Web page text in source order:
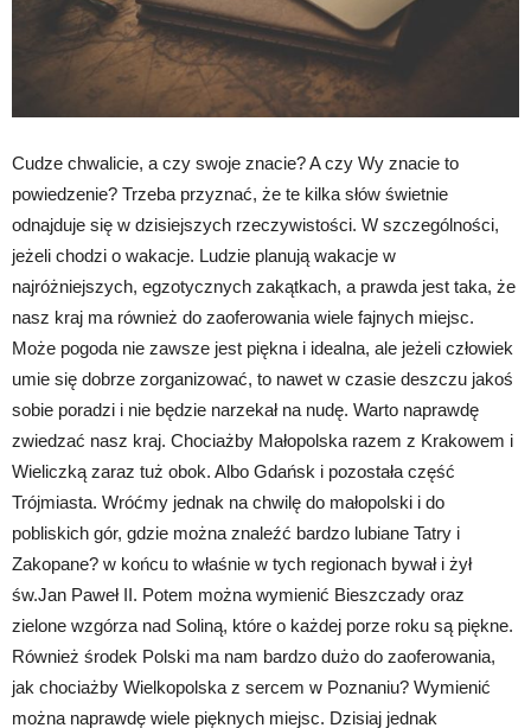
Cudze chwalicie, a czy swoje znacie? A czy Wy znacie to
powiedzenie? Trzeba przyznać, że te kilka słów świetnie
odnajduje się w dzisiejszych rzeczywistości. W szczególności,
jeżeli chodzi o wakacje. Ludzie planują wakacje w
najróżniejszych, egzotycznych zakątkach, a prawda jest taka, że
nasz kraj ma również do zaoferowania wiele fajnych miejsc.
Może pogoda nie zawsze jest piękna i idealna, ale jeżeli człowiek
umie się dobrze zorganizować, to nawet w czasie deszczu jakoś
sobie poradzi i nie będzie narzekał na nudę. Warto naprawdę
zwiedzać nasz kraj. Chociażby Małopolska razem z Krakowem i
Wieliczką zaraz tuż obok. Albo Gdańsk i pozostała część
Trójmiasta. Wróćmy jednak na chwilę do małopolski i do
pobliskich gór, gdzie można znaleźć bardzo lubiane Tatry i
Zakopane? w końcu to właśnie w tych regionach bywał i żył
św.Jan Paweł II. Potem można wymienić Bieszczady oraz
zielone wzgórza nad Soliną, które o każdej porze roku są piękne.
Również środek Polski ma nam bardzo dużo do zaoferowania,
jak chociażby Wielkopolska z sercem w Poznaniu? Wymienić
można naprawdę wiele pięknych miejsc. Dzisiaj jednak